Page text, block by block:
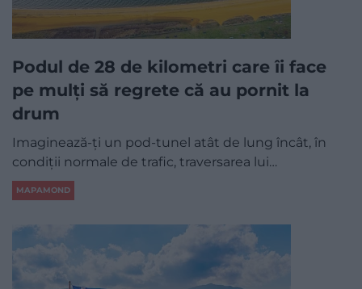
Podul de 28 de kilometri care îi face
pe mulți să regrete că au pornit la
drum
Imaginează-ți un pod-tunel atât de lung încât, în
condiții normale de trafic, traversarea lui…
MAPAMOND